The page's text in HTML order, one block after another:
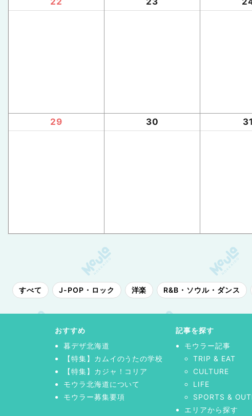
29 30 31
すべて J-POP・ロック 洋楽 R&B・ソウル・ダンス
おすすめ
暮デザ北海道
【特集】カムイのうたの学校
【特集】カジャ！コリア
モウラ北海道について
モウラー募集要項
記事を探す
モウラー記事
TRIP & EAT
CULTURE
LIFE
SPORTS &
エリアから探す